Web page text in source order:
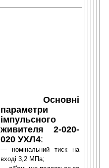
Основні
параметри
імпульсного
живителя 2-020-
020 УХЛ4:
— номінальний тиск на
вході 3,2 МПа;